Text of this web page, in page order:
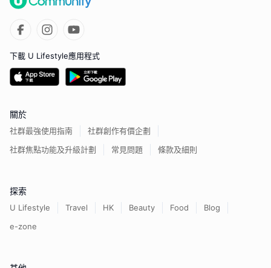
下載 U Lifestyle應用程式
關於
社群最強使用指南
社群創作有價企劃
社群焦點功能及升級計劃
常見問題 條款及細則
探索
U Lifestyle Travel HK Beauty Food
Blog
e-zone